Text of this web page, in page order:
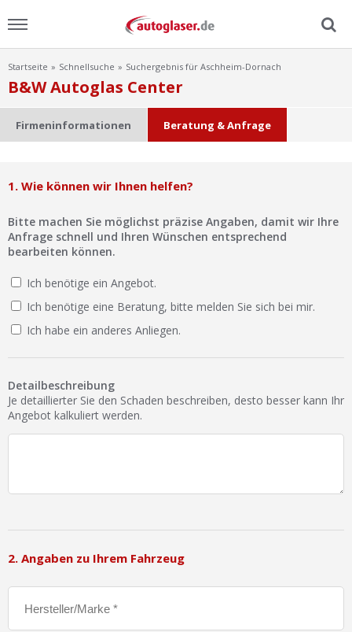
Menu
Home
Ratgeber
Scheibensuche
FAQ
Lexikon
Ist Ihre Werkstatt schon dabei?
Werkstatt Login
Startseite Schnellsuche Suchergebnis für Aschheim-Dornach
B&W Autoglas Center
Firmeninformationen Beratung & Anfrage
1. Wie können wir Ihnen helfen?
Bitte machen Sie möglichst präzise Angaben, damit wir Ihre
Anfrage schnell und Ihren Wünschen entsprechend
bearbeiten können.
Ich benötige ein Angebot.
Ich benötige eine Beratung, bitte melden Sie sich bei mir.
Ich habe ein anderes Anliegen.
Detailbeschreibung
Je detaillierter Sie den Schaden beschreiben, desto besser kann Ihr
Angebot kalkuliert werden.
2. Angaben zu Ihrem Fahrzeug